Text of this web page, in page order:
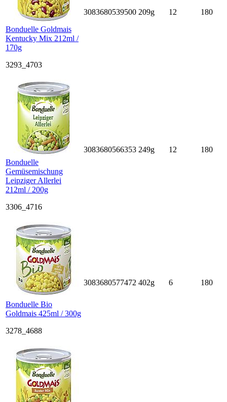
Bonduelle Goldmais
Kentucky Mix 212ml /
170g
3293_4703
3083680539500 209g 12 180
Bonduelle
Gemüsemischung
Leipziger Allerlei
212ml / 200g
3306_4716
3083680566353 249g 12 180
Bonduelle Bio
Goldmais 425ml / 300g
3278_4688
3083680577472 402g 6 180